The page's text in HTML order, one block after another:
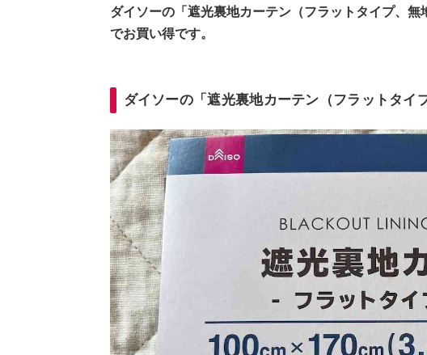
ダイソーの「遮光裏地カーテン（フラットタイプ、
でお買い得です。
ダイソーの「遮光裏地カーテン（フラットタイ